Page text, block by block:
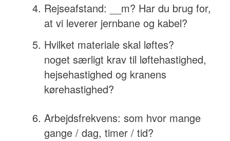
Rejseafstand: __m? Har du brug for,
at vi leverer jernbane og kabel?
Hvilket materiale skal løftes?
noget særligt krav til løftehastighed,
hejsehastighed og kranens
kørehastighed?
Arbejdsfrekvens: som hvor mange
gange / dag, timer / tid?